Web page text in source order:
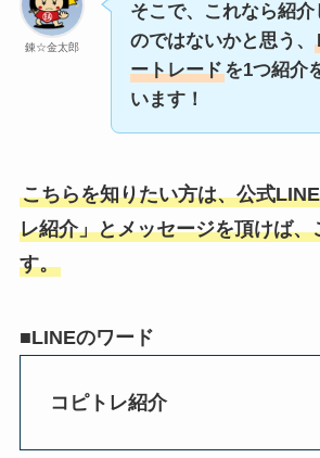
錬☆金太郎
そこで、これなら紹
のではないかと思う、
ートレードを1つ紹介
います！
こちらを知りたい方は、公式
レ紹介」とメッセージを頂けば、
す。
■LINEのワード
コピトレ紹介